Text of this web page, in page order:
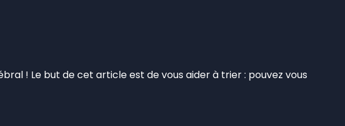
! Le but de cet article est de vous aider à trier : pouvez vous